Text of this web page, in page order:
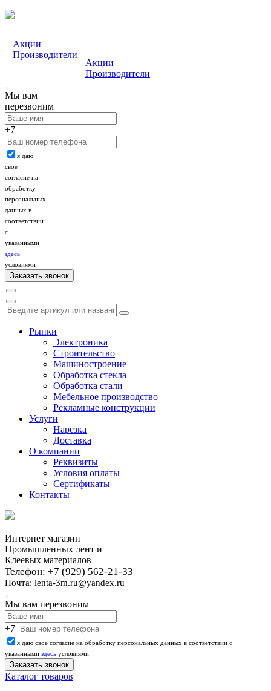
Акции
Производители
Акции
Производители
Мы вам
перезвоним
+7
я даю
свое
согласие на
обработку
персональных
данных в
соответствии
с
указанными
здесь
условиями
Рынки
Электроника
Строительство
Машиностроение
Обработка стекла
Обработка стали
Мебельное производство
Рекламные конструкции
Услуги
Нарезка
Доставка
О компании
Реквизиты
Условия оплаты
Сертификаты
Контакты
Интернет магазин
Промышленных лент и
Клеевых материалов
Телефон: +7 (929) 562-21-33
Почта: lenta-3m.ru@yandex.ru
Мы вам перезвоним
+7
я даю свое согласие на обработку персональных данных в соответствии с
указанными здесь условиями
Каталог товаров